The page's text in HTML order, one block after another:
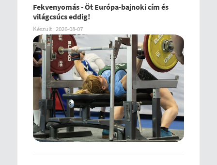
Fekvenyomás - Öt Európa-bajnoki cím és
világcsúcs eddig!
Készült 2026-08-07